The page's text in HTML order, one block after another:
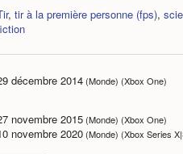
, tir à la première personne (fps),
décembre 2014(Monde) (Xbox One)
novembre 2015(Monde) (Xbox One)
novembre 2020(Monde) (Xbox Series